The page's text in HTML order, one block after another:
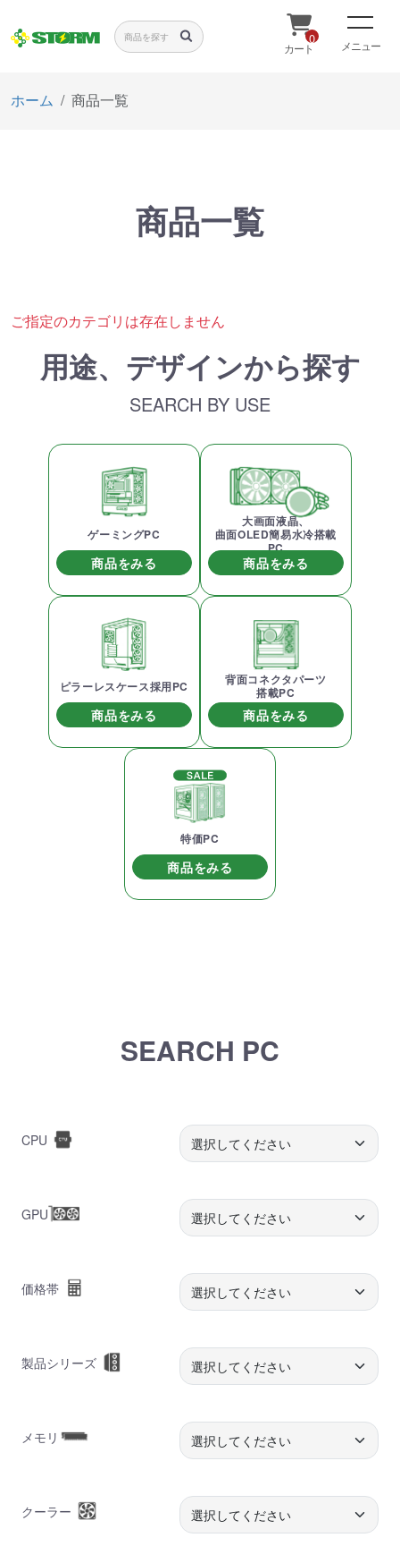
0
カート メニュー
ホーム 商品一覧
商品一覧
ご指定のカテゴリは存在しません
用途、デザインから探す
SEARCH BY USE
ゲーミングPC
商品をみる
大画面液晶、
曲面OLED簡易水冷搭載
PC
商品をみる
ピラーレスケース採用PC
商品をみる
背面コネクタパーツ
搭載PC
商品をみる
特価PC
商品をみる
SEARCH PC
CPU
GPU
価格帯
製品シリーズ
メモリ
クーラー